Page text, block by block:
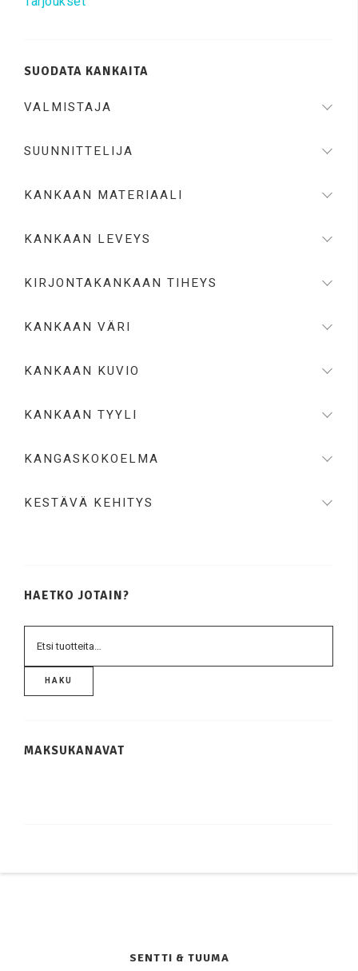
SUODATA KANKAITA
VALMISTAJA
SUUNNITTELIJA
KANKAAN MATERIAALI
KANKAAN LEVEYS
KIRJONTAKANKAAN TIHEYS
KANKAAN VÄRI
KANKAAN KUVIO
KANKAAN TYYLI
KANGASKOKOELMA
KESTÄVÄ KEHITYS
HAETKO JOTAIN?
HAKU
MAKSUKANAVAT
SENTTI & TUUMA